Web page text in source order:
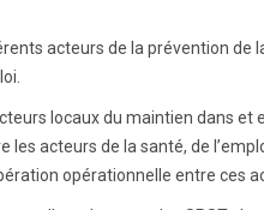
acteurs de la prévention de
locaux du maintien dans et
acteurs de la santé, de
opérationnelle entre ces